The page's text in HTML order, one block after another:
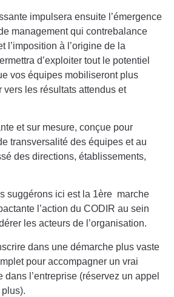
impulsera ensuite l’émergence
management qui contrebalance
l’imposition à l’origine de la
d’exploiter tout le potentiel
vos équipes mobiliseront plus
vers les résultats attendus et
et sur mesure, conçue pour
transversalité des équipes et au
des directions, établissements,
suggérons ici est la 1ère marche
l’action du CODIR au sein
les acteurs de l’organisation.
dans une démarche plus vaste
pour accompagner un vrai
l’entreprise (réservez un appel